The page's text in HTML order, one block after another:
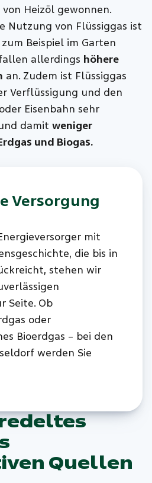
Heizöl gewonnen.
Nutzung von Flüssiggas ist
zum Beispiel im Garten
allerdings höhere
an. Zudem ist Flüssiggas
Verflüssigung und den
Eisenbahn sehr
damitweniger
und Biogas.
Versorgung
mit
die bis in
stehen wir
Seite. Ob
oder
Bioerdgas – bei den
werden Sie
Quellen